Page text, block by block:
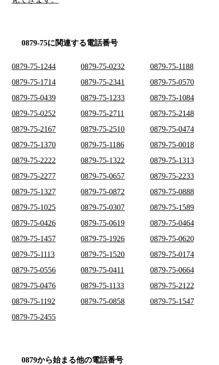
0879-75に関連する電話番号
0879-75-1244 0879-75-0232
0879-75-1188
0879-75-1714
0879-75-2341
0879-75-0570
0879-75-0439
0879-75-1233
0879-75-1084
0879-75-0252
0879-75-2711
0879-75-2148
0879-75-2167
0879-75-2510
0879-75-0474
0879-75-1370
0879-75-1186
0879-75-0018
0879-75-2222
0879-75-1322
0879-75-1313
0879-75-2277
0879-75-0657
0879-75-2233
0879-75-1327
0879-75-0872
0879-75-0888
0879-75-1025
0879-75-0307
0879-75-1589
0879-75-0426
0879-75-0619
0879-75-0464
0879-75-1457
0879-75-1926
0879-75-0620
0879-75-1113
0879-75-1520
0879-75-0174
0879-75-0556
0879-75-0411
0879-75-0664
0879-75-0476
0879-75-1133
0879-75-2122
0879-75-1192
0879-75-0858
0879-75-1547
0879-75-2455
0879から始まる他の電話番号